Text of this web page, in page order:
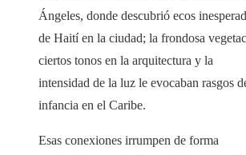
Ángeles, donde descubrió ecos
de Haití en la ciudad; la frondosa
ciertos tonos en la arquitectura y la
intensidad de la luz le evocaban rasgos
infancia en el Caribe.
Esas conexiones irrumpen de forma